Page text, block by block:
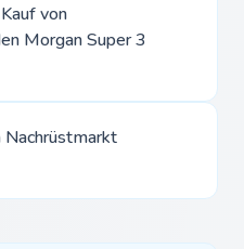
von
Morgan Super 3